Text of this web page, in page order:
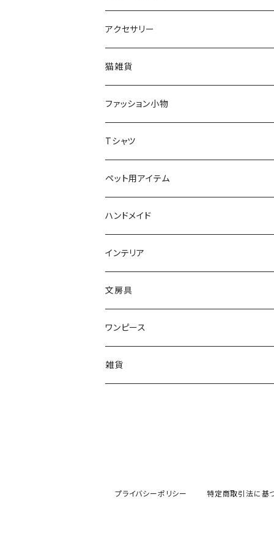
アクセサリー
猫アクセサリー
ネックレス
ブローチ
ブローチ
ネックレス
リング
ピアス
猫雑貨
インテリア
オブジェ
小物入れ
スマホケース
文房具
ファッション小物
スカーフ
ソックス
バッグ
ボタン
タオル
ルームシューズ
レギンス
Tシャツ
猫ちゃん用アイテム
首輪
ペット用アイテム
首輪
ハンドメイド
猫ブローチ
ワッペン
インテリア
クッションカバー
文房具
ワンピース
雑貨
プライバシーポリシー 特定商取引法に基